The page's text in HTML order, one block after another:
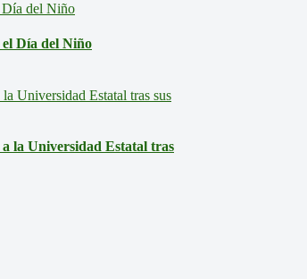
Día del Niño
la Universidad Estatal tras